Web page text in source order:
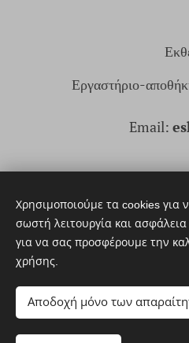
Εργαστήριο-
Email:
© 2025. Αγίων Τέχνες Santi
Χρησιμοποιούμε τα cookies για
σωστή λειτουργία και
για να σας προσφέρουμε την
χρήσης.
Αποδοχή μόνο των